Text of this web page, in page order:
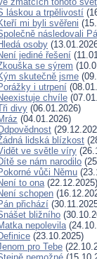
láskou a trpělivostí
mi byli svěřeni
následovali
osoby
jediné řešení
se sýrem
skutečně jsme
i utrpení
chvíle
divy (06.01.2026)
(04.01.2026)
lidská blízkost
ve světle víry
se nám narodilo
vůči Němu
to ona(22.12.2025)
schopen
přichází
bližního
nepolevila
(23.10.2025)
pro Tebe